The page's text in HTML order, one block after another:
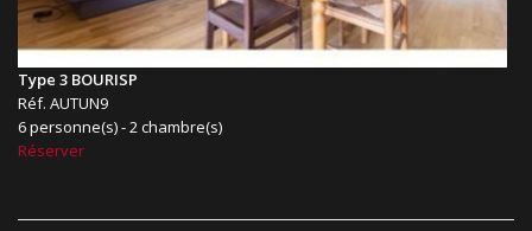
Type 3 BOURISP
Réf. AUTUN9
6 personne(s) - 2 chambre(s)
Réserver